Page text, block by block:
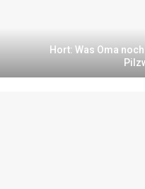
Hort: Was Oma